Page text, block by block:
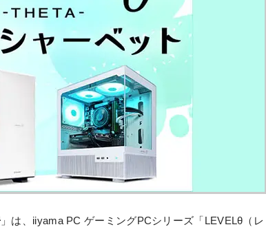
」は、iiyama PC ゲーミングPCシリーズ「LEVELθ（レ